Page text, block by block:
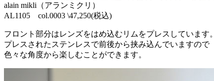
alain mikli（アランミクリ）
AL1105 col.0003 \47,250(税込)
フロント部分はレンズをはめ込むリムをプレスしています。
プレスされたステンレスで前後から挟み込んでいますので
色々な角度から楽しむことができます。